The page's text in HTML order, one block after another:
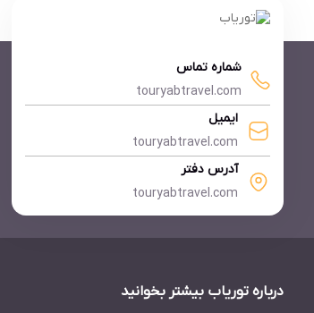
شماره تماس
touryabtravel.com
ایمیل
touryabtravel.com
آدرس دفتر
touryabtravel.com
درباره توریاب بیشتر بخوانید